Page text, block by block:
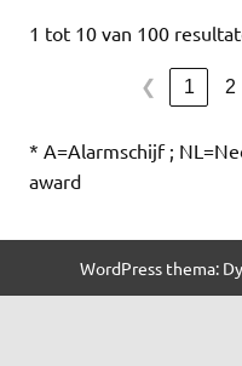
1 tot 10 van 100
❮ 1 2
* A=Alarmschijf ;
award
WordPress thema: